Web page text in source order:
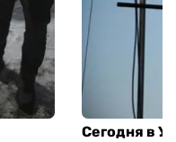
Сегодня в